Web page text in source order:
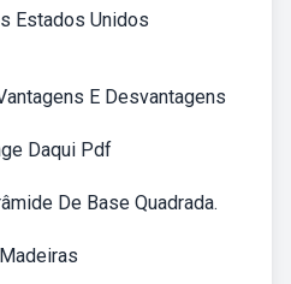
Estados Unidos
E Desvantagens
Daqui Pdf
De Base Quadrada.